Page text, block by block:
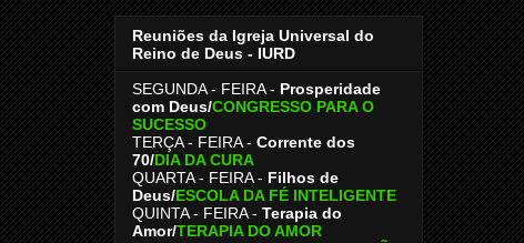
Reuniões da Igreja Universal do
Reino de Deus - IURD
SEGUNDA - FEIRA - Prosperidade
com Deus/CONGRESSO PARA O
SUCESSO
TERÇA - FEIRA - Corrente dos
70/DIA DA CURA
QUARTA - FEIRA - Filhos de
Deus/ESCOLA DA FÉ INTELIGENTE
QUINTA - FEIRA - Terapia do
Amor/TERAPIA DO AMOR